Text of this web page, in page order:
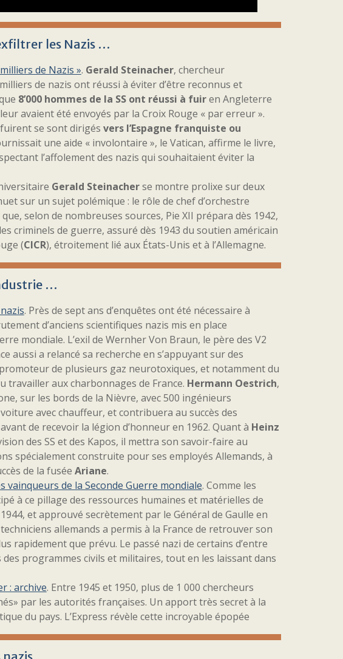
les Nazis …
de Nazis ». Gerald Steinacher, chercheur
de nazis ont réussi à éviter d’être reconnus et
8’000 hommes de la SS ont réussi à fuiren Angleterre
avaient été envoyés par la Croix Rouge « par erreur ».
se sont dirigés vers l’Espagne franquiste ou
une aide « involontaire », le Vatican, affirme le livre,
l’affolement des nazis qui souhaitaient éviter la
Gerald Steinacherse montre prolixe sur deux
sur un sujet polémique : le rôle de chef d’orchestre
selon de nombreuses sources, Pie XII prépara dès 1942,
criminels de guerre, assuré dès 1943 du soutien américain
(CICR), étroitement lié aux États-Unis et à l’Allemagne.
…
. Près de sept ans d’enquêtes ont été nécessaire à
d’anciens scientifiques nazis mis en place
mondiale. L’exil de Wernher Von Braun, le père des V2
aussi a relancé sa recherche en s’appuyant sur des
de plusieurs gaz neurotoxiques, et notamment du
travailler aux charbonnages de France. Hermann Oestrich,
sur les bords de la Nièvre, avec 500 ingénieurs
avec chauffeur, et contribuera au succès des
de recevoir la légion d’honneur en 1962. Quant à Heinz
des SS et des Kapos, il mettra son savoir-faire au
spécialement construite pour ses employés Allemands, à
de la fusée Ariane.
vainqueurs de la Seconde Guerre mondiale. Comme les
à ce pillage des ressources humaines et matérielles de
et approuvé secrètement par le Général de Gaulle en
allemands a permis à la France de retrouver son
rapidement que prévu. Le passé nazi de certains d’entre
programmes civils et militaires, tout en les laissant dans
: archive. Entre 1945 et 1950, plus de 1 000 chercheurs
par les autorités françaises. Un apport très secret à la
du pays. L’Express révèle cette incroyable épopée